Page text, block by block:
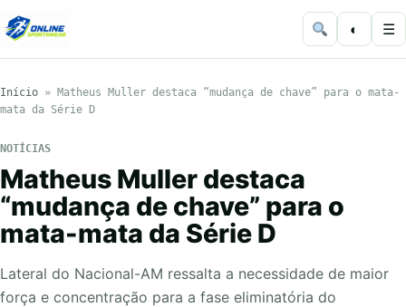
◐ ☰
Início » Matheus Muller destaca “mudança de chave” para o mata-
mata da Série D
NOTÍCIAS
Matheus Muller destaca
“mudança de chave” para o
mata-mata da Série D
Lateral do Nacional-AM ressalta a necessidade de maior
força e concentração para a fase eliminatória do